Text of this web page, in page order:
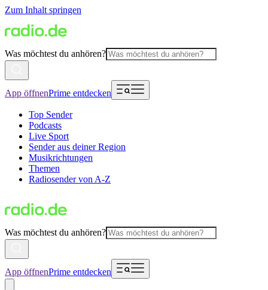
Zum Inhalt springen
Was möchtest du anhören?
App öffnenPrime entdecken
Top Sender
Podcasts
Live Sport
Sender aus deiner Region
Musikrichtungen
Themen
Radiosender von A-Z
Was möchtest du anhören?
App öffnenPrime entdecken